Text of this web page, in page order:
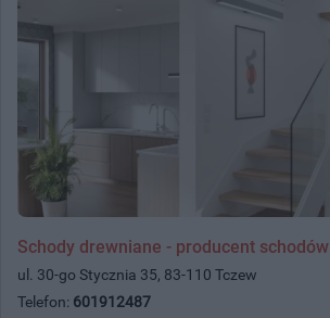
Schody drewniane - producent schodów
ul. 30-go Stycznia 35, 83-110 Tczew
Telefon: 601912487